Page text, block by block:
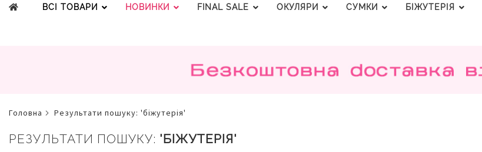
ВСІ ТОВАРИ НОВИНКИ FINAL SALE ОКУЛЯРИ СУМКИ БІЖУТЕРІЯ
головна результати пошуку: 'біжутерія'
РЕЗУЛЬТАТИ ПОШУКУ: 'БІЖУТЕРІЯ'